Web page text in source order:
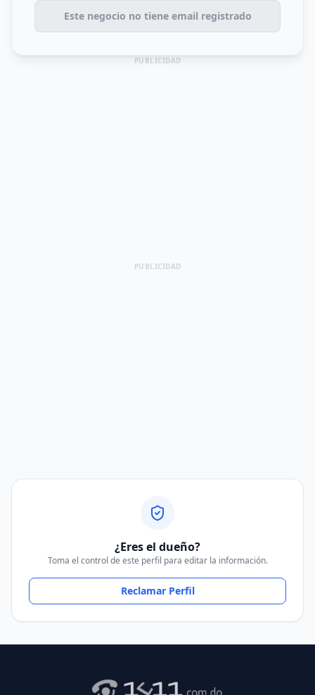
Este negocio no tiene email registrado
PUBLICIDAD
PUBLICIDAD
¿Eres el dueño?
Toma el control de este perfil para editar la información.
Reclamar Perfil